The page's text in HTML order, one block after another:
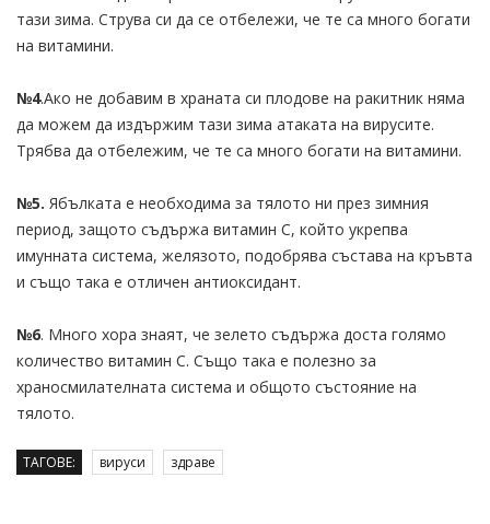
тази зима. Струва си да се отбележи, че те са много богати
на витамини.
№4.Ако не добавим в храната си плодове на ракитник няма
да можем да издържим тази зима атаката на вирусите.
Трябва да отбележим, че те са много богати на витамини.
№5. Ябълката е необходима за тялото ни през зимния
период, защото съдържа витамин С, който укрепва
имунната система, желязото, подобрява състава на кръвта
и също така е отличен антиоксидант.
№6. Много хора знаят, че зелето съдържа доста голямо
количество витамин С. Също така е полезно за
храносмилателната система и общото състояние на
тялото.
ТАГОВЕ: вируси здраве